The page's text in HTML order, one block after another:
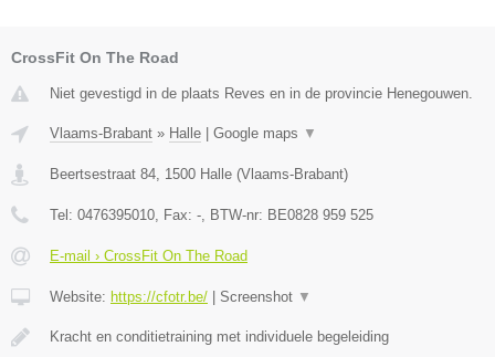
CrossFit On The Road
Niet gevestigd in de plaats Reves en in de provincie Henegouwen.
Vlaams-Brabant » Halle Google maps ▼
Beertsestraat 84, 1500 Halle (Vlaams-Brabant)
Tel: 0476395010, Fax: -, BTW-nr: BE0828 959 525
E-mail › CrossFit On The Road
Website: https://cfotr.be/ Screenshot ▼
Kracht en conditietraining met individuele begeleiding